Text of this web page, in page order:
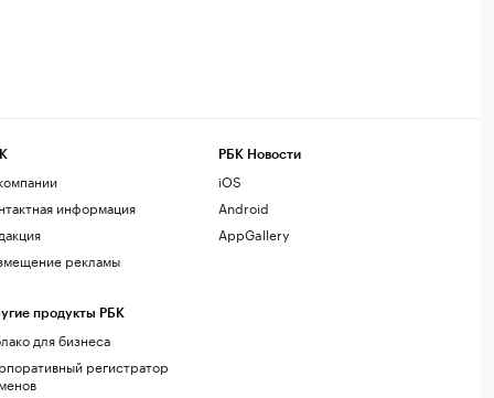
информация
рекламы
продукты РБК
для бизнеса
регистратор
РБК Новости
iOS
Android
AppGallery